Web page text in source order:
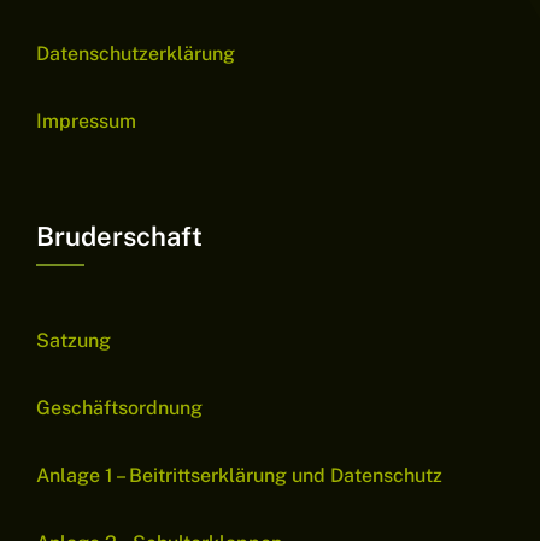
Datenschutzerklärung
Impressum
Bruderschaft
Satzung
Geschäftsordnung
Anlage 1 – Beitrittserklärung und Datenschutz